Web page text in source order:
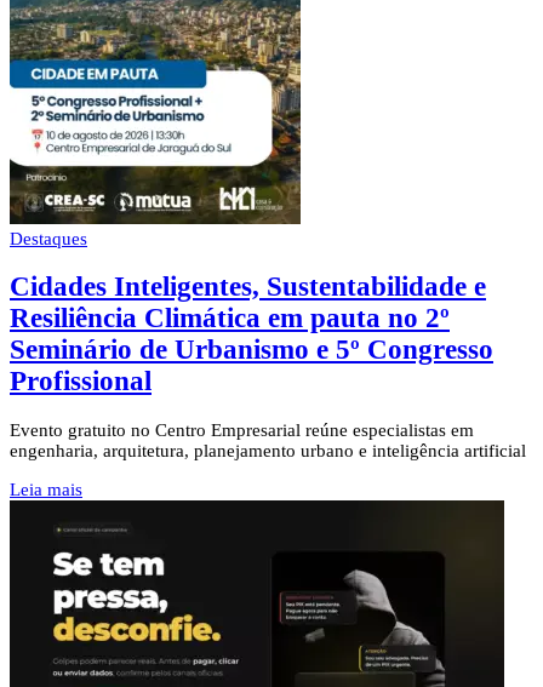
Destaques
Cidades Inteligentes, Sustentabilidade e
Resiliência Climática em pauta no 2º
Seminário de Urbanismo e 5º Congresso
Profissional
Evento gratuito no Centro Empresarial reúne especialistas em
engenharia, arquitetura, planejamento urbano e inteligência artificial
Leia mais